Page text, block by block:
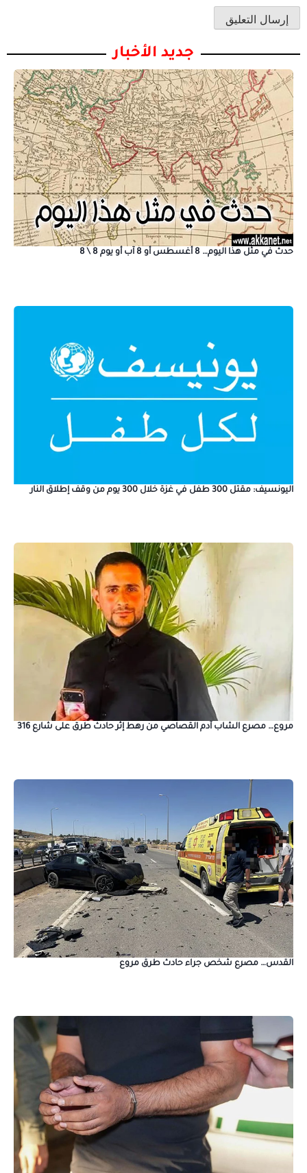
جديد الأخبار
حدث في مثل هذا اليوم… 8 أغسطس أو 8 آب أو يوم 8 \ 8
اليونسيف: مقتل 300 طفل في غزة خلال 300 يوم من وقف إطلاق النار
مروع… مصرع الشاب آدم القصاصي من رهط إثر حادث طرق على شارع 316
القدس… مصرع شخص جراء حادث طرق مروع